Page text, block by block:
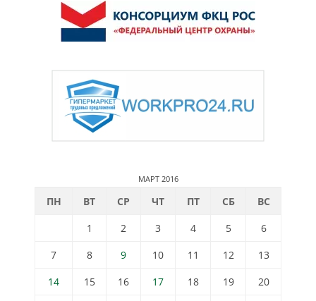
МАРТ 2016
ПН ВТ СР ЧТ ПТ СБ
ВС
1
2 3 4 5
6
7
8 9 10 11 12
13
14
15 16 17 18 19
20